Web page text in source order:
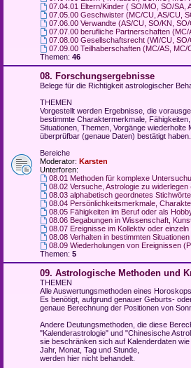
07.04.01 Eltern/Kinder ( SO/MO, SO/SA,
07.05.00 Geschwister (MC/CU, AS/CU,
07.06.00 Verwandte (AS/CU, SO/KN,
07.07.00 berufliche Partnerschaften (MC/
07.08.00 Gesellschaftsrecht (WI/CU,
07.09.00 Teilhaberschaften (MC/AS, MC/
Themen: 46
08. Forschungsergebnisse
Belege für die Richtigkeit astrologischer
THEMEN
Vorgestellt werden Ergebnisse, die
bestimmte Charaktermerkmale,
Situationen, Themen, Vorgänge wiederholte
überprüfbar (genaue Daten) bestätigt haben.
Bereiche
Moderator: Karsten
Unterforen:
08.01 Methoden für komplexe
08.02 Versuche, Astrologie zu widerlegen
08.03 alphabetisch geordnetes
08.04 Persönlichkeitsmerkmale,
08.05 Fähigkeiten im Beruf oder als
08.06 Begabungen in Wissenschaft,
08.07 Ereignisse im Kollektiv oder einzeln
08.08 Verhalten in bestimmten
08.09 Wiederholungen von Ereignissen
Themen: 5
09. Astrologische Methoden und
THEMEN
Alle Auswertungsmethoden eines
Es benötigt, aufgrund genauer Geburts-
genaue Berechnung der Positionen von
Andere Deutungsmethoden, die diese
"Kalenderastrologie" und "Chinesische
sie beschränken sich auf Kalenderdaten wie
Jahr, Monat, Tag und Stunde,
werden hier nicht behandelt.